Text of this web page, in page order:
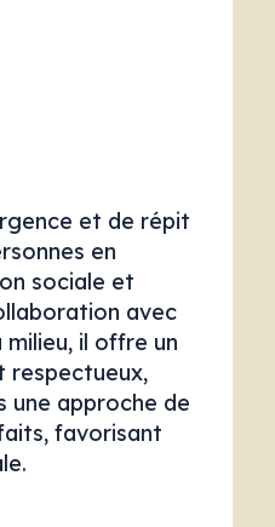
et de répit
en
sociale et
avec
milieu, il offre un
respectueux,
une approche de
favorisant